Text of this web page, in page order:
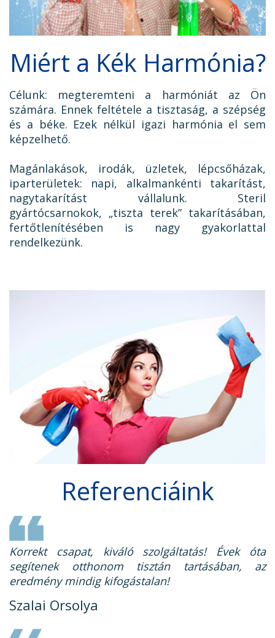
Miért a Kék Harmónia?
Célunk: megteremteni a harmóniát az Ön
számára. Ennek feltétele a tisztaság, a szépség
és a béke. Ezek nélkül igazi harmónia el sem
képzelhető.
Magánlakások, irodák, üzletek, lépcsőházak,
iparterületek: napi, alkalmankénti takarítást,
nagytakarítást vállalunk. Steril
gyártócsarnokok, „tiszta terek” takarításában,
fertőtlenítésében is nagy gyakorlattal
rendelkezünk.
Referenciáink
Korrekt csapat, kiváló szolgáltatás! Évek óta
segítenek otthonom tisztán tartásában, az
eredmény mindig kifogástalan!
Szalai Orsolya